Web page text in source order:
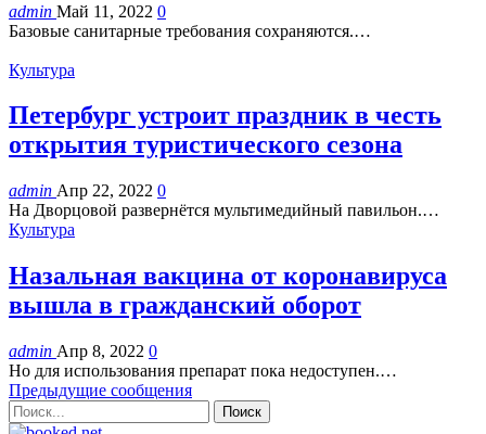
admin Май 11, 2022 0
Базовые санитарные требования сохраняются.…
Культура
Петербург устроит праздник в честь
открытия туристического сезона
admin Апр 22, 2022 0
На Дворцовой развернётся мультимедийный павильон.…
Культура
Назальная вакцина от коронавируса
вышла в гражданский оборот
admin Апр 8, 2022 0
Но для использования препарат пока недоступен.…
Предыдущие сообщения